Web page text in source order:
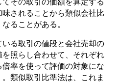
その取引の価額を算定する
されることから類似会社比
ることがある。
る取引の値段と会社売却の
照らし合わせて、それぞれ
率を使って評価の対象にな
類似取引比準法は、これま